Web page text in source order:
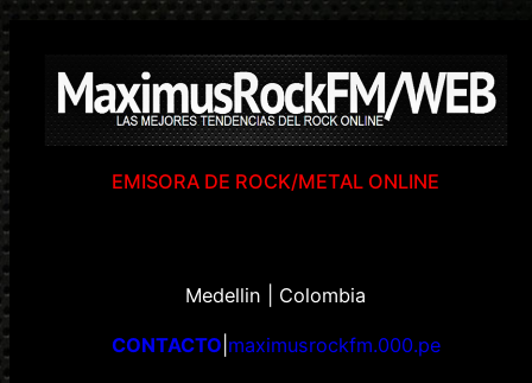
EMISORA DE ROCK/METAL ONLINE
Medellin | Colombia
CONTACTO maximusrockfm.000.pe